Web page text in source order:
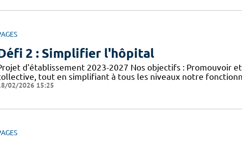
2 : Simplifier l'hôpital
d'établissement 2023-2027 Nos objectifs : Promouvoir
tout en simplifiant à tous les niveaux notre
02/2026 15:25